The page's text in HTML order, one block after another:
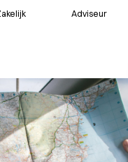
Adviseur